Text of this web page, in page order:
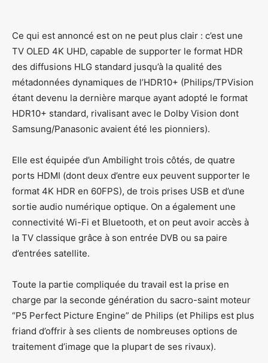
Ce qui est annoncé est on ne peut plus clair : c’est une
TV OLED 4K UHD, capable de supporter le format HDR
des diffusions HLG standard jusqu’à la qualité des
métadonnées dynamiques de l’HDR10+ (Philips/TPVision
étant devenu la dernière marque ayant adopté le format
HDR10+ standard, rivalisant avec le Dolby Vision dont
Samsung/Panasonic avaient été les pionniers).
Elle est équipée d’un Ambilight trois côtés, de quatre
ports HDMI (dont deux d’entre eux peuvent supporter le
format 4K HDR en 60FPS), de trois prises USB et d’une
sortie audio numérique optique. On a également une
connectivité Wi-Fi et Bluetooth, et on peut avoir accès à
la TV classique grâce à son entrée DVB ou sa paire
d’entrées satellite.
Toute la partie compliquée du travail est la prise en
charge par la seconde génération du sacro-saint moteur
“P5 Perfect Picture Engine” de Philips (et Philips est plus
friand d’offrir à ses clients de nombreuses options de
traitement d’image que la plupart de ses rivaux).